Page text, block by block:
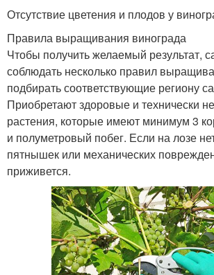
Отсутствие цветения и плодов у
Правила выращивания винограда
Чтобы получить желаемый результат,
соблюдать несколько правил
подбирать соответствующие региону
Приобретают здоровые и технически
растения, которые имеют минимум 3
и полуметровый побег. Если на лозе
пятнышек или механических
приживется.